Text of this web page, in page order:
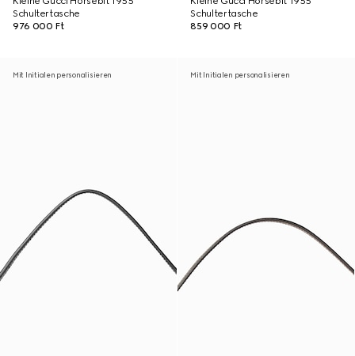
Schultertasche
976 000 Ft
Schultertasche
859 000 Ft
Mit Initialen personalisieren Mit Initialen personalisieren